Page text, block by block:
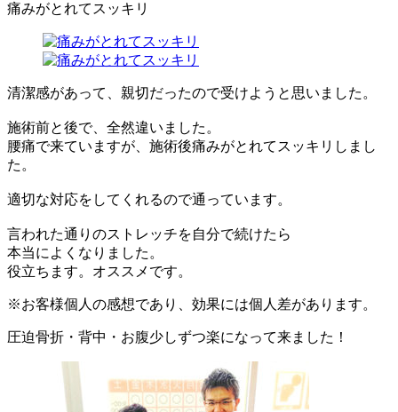
痛みがとれてスッキリ
清潔感があって、親切だったので受けようと思いました。
施術前と後で、全然違いました。
腰痛で来ていますが、施術後痛みがとれてスッキリしまし
た。
適切な対応をしてくれるので通っています。
言われた通りのストレッチを自分で続けたら
本当によくなりました。
役立ちます。オススメです。
※お客様個人の感想であり、効果には個人差があります。
圧迫骨折・背中・お腹少しずつ楽になって来ました！